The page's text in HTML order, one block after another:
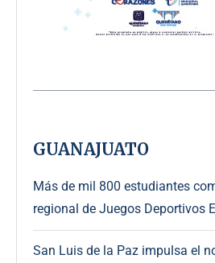
GUANAJUATO
Más de mil 800 estudiantes
regional de Juegos Deportivos
San Luis de la Paz impulsa el